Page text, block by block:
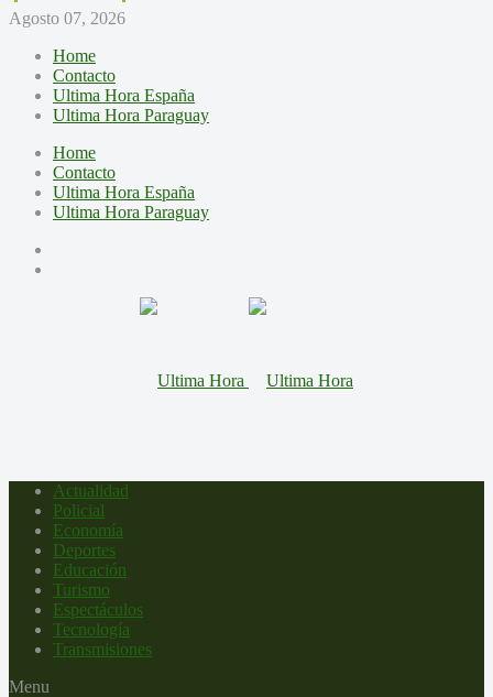
Agosto 07, 2026
Home
Contacto
Ultima Hora España
Ultima Hora Paraguay
Home
Contacto
Ultima Hora España
Ultima Hora Paraguay
Actualidad
Policial
Economía
Deportes
Educación
Turismo
Espectáculos
Tecnología
Transmisiones
Menu